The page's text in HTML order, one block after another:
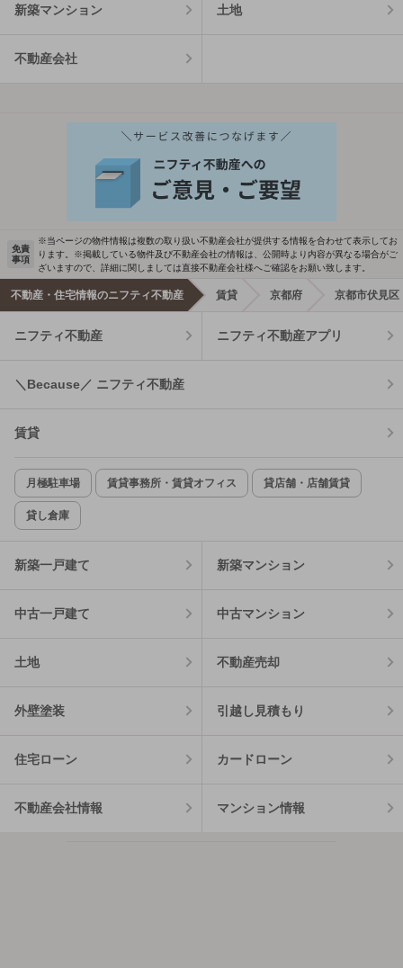
新築マンション 土地
不動産会社
免責
事項
※当ページの物件情報は複数の取り扱い不動産会社が提供する情報を合わせて表示してお
ります。※掲載している物件及び不動産会社の情報は、公開時より内容が異なる場合がご
ざいますので、詳細に関しましては直接不動産会社様へご確認をお願い致します。
不動産・住宅情報のニフティ不動産 賃貸 京都府 京都市伏見区
ニフティ不動産 ニフティ不動産アプリ
＼Because／ ニフティ不動産
賃貸
月極駐車場 賃貸事務所・賃貸オフィス 貸店舗・店舗賃貸
貸し倉庫
新築一戸建て 新築マンション
中古一戸建て 中古マンション
土地 不動産売却
外壁塗装 引越し見積もり
住宅ローン カードローン
不動産会社情報 マンション情報